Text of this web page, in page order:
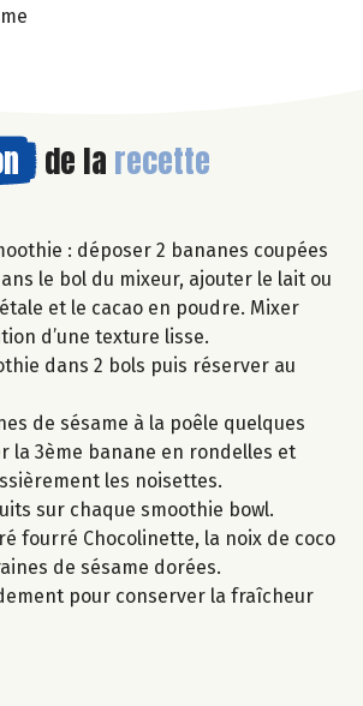
de la recette
: déposer 2 bananes coupées
le bol du mixeur, ajouter le lait ou
et le cacao en poudre. Mixer
d’une texture lisse.
dans 2 bols puis réserver au
de sésame à la poêle quelques
la 3ème banane en rondelles et
les noisettes.
sur chaque smoothie bowl.
fourré Chocolinette, la noix de coco
de sésame dorées.
pour conserver la fraîcheur